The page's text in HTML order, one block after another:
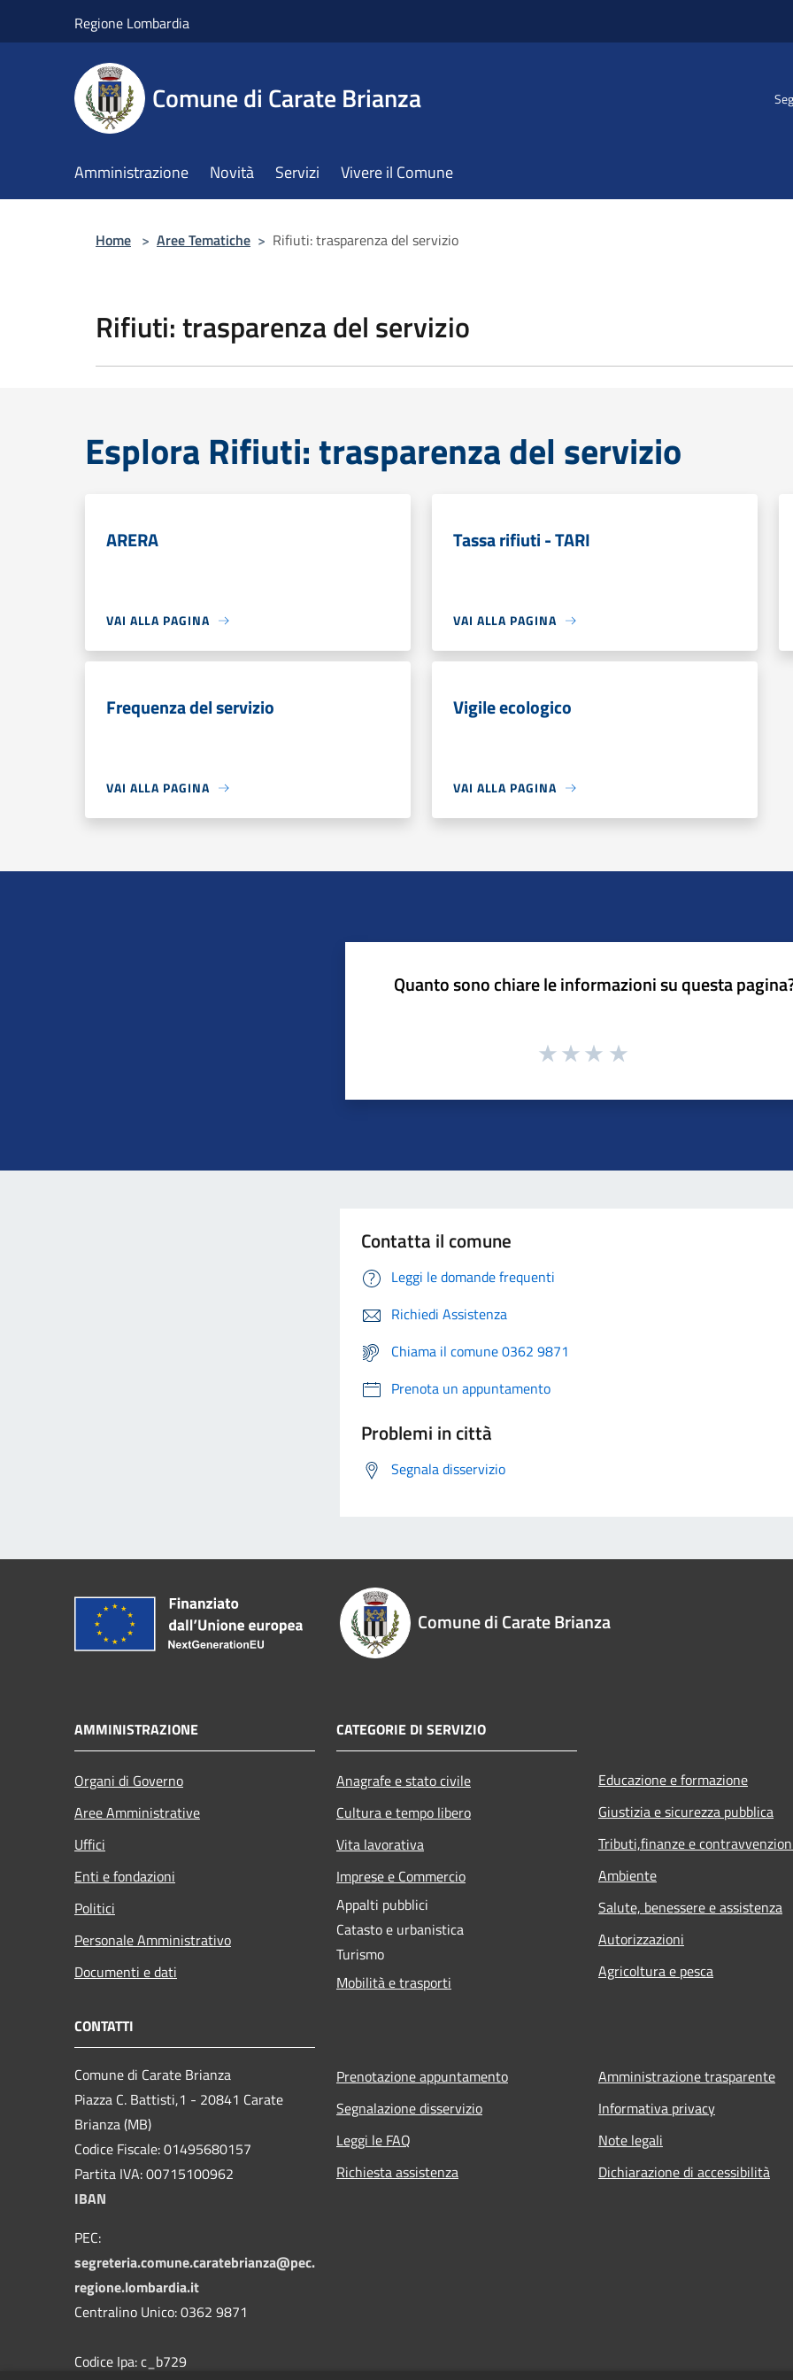
Regione Lombardia
Comune di Carate Brianza
Amministrazione Novità Servizi Vivere il Comune
Home > Aree Tematiche > Rifiuti: trasparenza del servizio
Rifiuti: trasparenza del servizio
Esplora Rifiuti: trasparenza del servizio
ARERA
VAI ALLA PAGINA
Tassa rifiuti - TARI
VAI ALLA PAGINA
Frequenza del servizio
VAI ALLA PAGINA
Vigile ecologico
VAI ALLA PAGINA
Quanto sono chiare le informazioni su questa
Contatta il comune
Leggi le domande frequenti
Richiedi Assistenza
Chiama il comune 0362 9871
Prenota un appuntamento
Problemi in città
Segnala disservizio
Comune di Carate Brianza
AMMINISTRAZIONE
Organi di Governo
Aree Amministrative
Uffici
Enti e fondazioni
Politici
Personale Amministrativo
Documenti e dati
CATEGORIE DI SERVIZIO
Anagrafe e stato civile
Cultura e tempo libero
Vita lavorativa
Imprese e Commercio
Appalti pubblici
Catasto e urbanistica
Turismo
Mobilità e trasporti
Educazione e formazione
Giustizia e sicurezza pubblica
Tributi,finanze e
Ambiente
Salute, benessere e assistenza
Autorizzazioni
Agricoltura e pesca
CONTATTI
Comune di Carate Brianza
Piazza C. Battisti,1 - 20841 Carate
Brianza (MB)
Codice Fiscale: 01495680157
Partita IVA: 00715100962
IBAN
PEC:
segreteria.comune.caratebrianza@pec.
regione.lombardia.it
Centralino Unico: 0362 9871
Codice Ipa: c_b729
Prenotazione appuntamento
Segnalazione disservizio
Leggi le FAQ
Richiesta assistenza
Amministrazione trasparente
Informativa privacy
Note legali
Dichiarazione di accessibilità